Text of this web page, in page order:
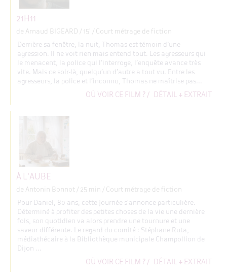
21H11
de Arnaud BIGEARD / 15' / Court métrage de fiction
Derrière sa fenêtre, la nuit, Thomas est témoin d’une
agression. Il ne voit rien mais entend tout. Les agresseurs qui
le menacent, la police qui l’interroge, l’enquête avance très
vite. Mais ce soir-là, quelqu’un d’autre a tout vu. Entre les
agresseurs, la police et l’inconnu, Thomas ne maîtrise pas...
OÙ VOIR CE FILM ? / DÉTAIL + EXTRAIT
À L'AUBE
de Antonin Bonnot / 25 min / Court métrage de fiction
Pour Daniel, 80 ans, cette journée s'annonce particulière.
Déterminé à profiter des petites choses de la vie une dernière
fois, son quotidien va alors prendre une tournure et une
saveur différente. Le regard du comité : Stéphane Ruta,
médiathécaire à la Bibliothèque municipale Champollion de
Dijon ...
OÙ VOIR CE FILM ? / DÉTAIL + EXTRAIT